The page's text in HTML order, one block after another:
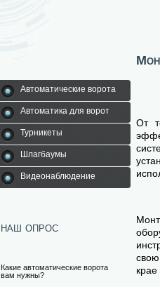
Автоматические ворота
Автоматика для ворот
Турникеты
Шлагбаумы
Видеонаблюдение
наш опрос
Какие автоматические ворота
вам нужны?
От